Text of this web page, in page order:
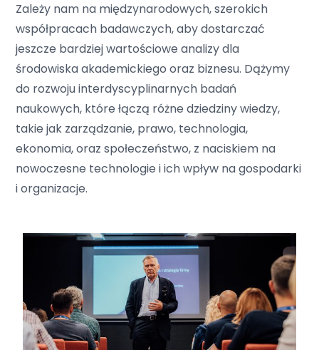
Zależy nam na międzynarodowych, szerokich
współpracach badawczych, aby dostarczać
jeszcze bardziej wartościowe analizy dla
środowiska akademickiego oraz biznesu. Dążymy
do rozwoju interdyscyplinarnych badań
naukowych, które łączą różne dziedziny wiedzy,
takie jak zarządzanie, prawo, technologia,
ekonomia, oraz społeczeństwo, z naciskiem na
nowoczesne technologie i ich wpływ na gospodarki
i organizacje.